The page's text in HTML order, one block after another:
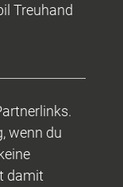
Treuhand
wenn du
damit